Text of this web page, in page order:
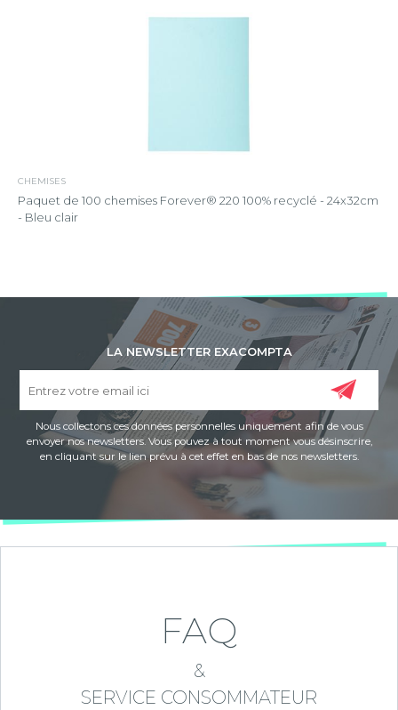
CHEMISES
Paquet de 100 chemises Forever® 220 100% recyclé - 24x32cm
- Bleu clair
LA NEWSLETTER EXACOMPTA
Nous collectons ces données personnelles uniquement afin de vous
envoyer nos newsletters. Vous pouvez à tout moment vous désinscrire,
en cliquant sur le lien prévu à cet effet en bas de nos newsletters.
FAQ
&
SERVICE CONSOMMATEUR